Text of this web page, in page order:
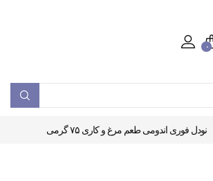
۰
نودل فوری اندومی طعم مرغ و کاری ۷۵ گرمی